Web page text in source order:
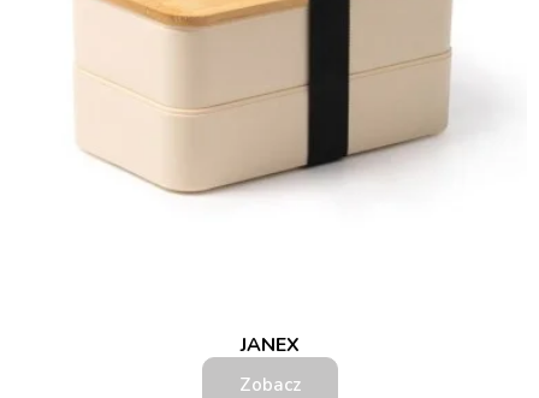
JANEX
Zobacz